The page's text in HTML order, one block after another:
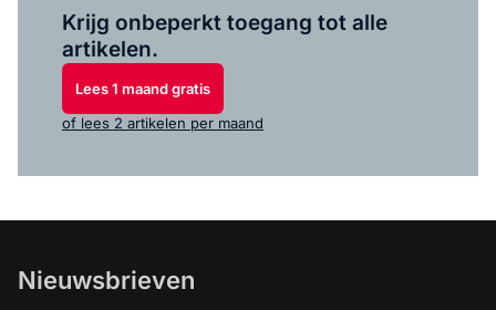
Krijg onbeperkt toegang tot alle
artikelen.
Lees 1 maand gratis
of lees 2 artikelen per maand
Nieuwsbrieven